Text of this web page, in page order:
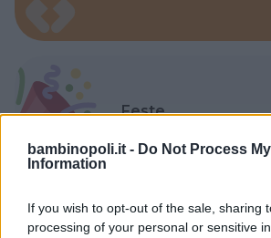
bambinopoli.it - Do Not Process
Information
If you wish to opt-out of the sale, sharing
processing of your personal or sensitive
Feste
Kinderheim